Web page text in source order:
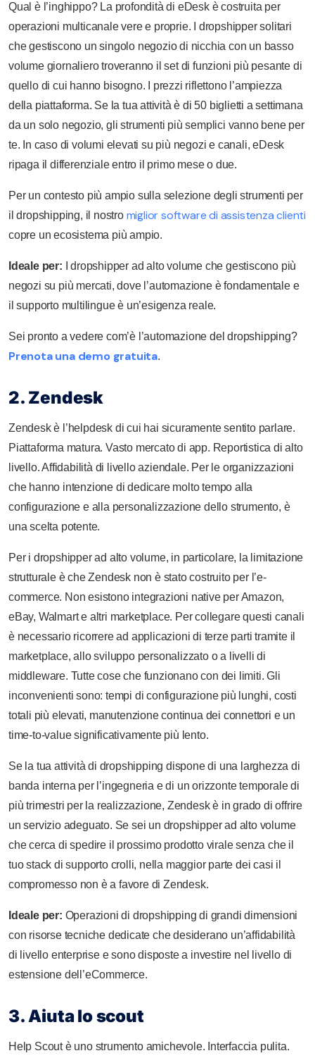
Qual è l’inghippo? La profondità di eDesk è costruita per
operazioni multicanale vere e proprie. I dropshipper solitari
che gestiscono un singolo negozio di nicchia con un basso
volume giornaliero troveranno il set di funzioni più pesante di
quello di cui hanno bisogno. I prezzi riflettono l’ampiezza
della piattaforma. Se la tua attività è di 50 biglietti a settimana
da un solo negozio, gli strumenti più semplici vanno bene per
te. In caso di volumi elevati su più negozi e canali, eDesk
ripaga il differenziale entro il primo mese o due.
Per un contesto più ampio sulla selezione degli strumenti per
il dropshipping, il nostro miglior software di assistenza clienti
copre un ecosistema più ampio.
Ideale per: I dropshipper ad alto volume che gestiscono più
negozi su più mercati, dove l’automazione è fondamentale e
il supporto multilingue è un’esigenza reale.
Sei pronto a vedere com’è l’automazione del dropshipping?
Prenota una demo gratuita.
2. Zendesk
Zendesk è l’helpdesk di cui hai sicuramente sentito parlare.
Piattaforma matura. Vasto mercato di app. Reportistica di alto
livello. Affidabilità di livello aziendale. Per le organizzazioni
che hanno intenzione di dedicare molto tempo alla
configurazione e alla personalizzazione dello strumento, è
una scelta potente.
Per i dropshipper ad alto volume, in particolare, la limitazione
strutturale è che Zendesk non è stato costruito per l’e-
commerce. Non esistono integrazioni native per Amazon,
eBay, Walmart e altri marketplace. Per collegare questi canali
è necessario ricorrere ad applicazioni di terze parti tramite il
marketplace, allo sviluppo personalizzato o a livelli di
middleware. Tutte cose che funzionano con dei limiti. Gli
inconvenienti sono: tempi di configurazione più lunghi, costi
totali più elevati, manutenzione continua dei connettori e un
time-to-value significativamente più lento.
Se la tua attività di dropshipping dispone di una larghezza di
banda interna per l’ingegneria e di un orizzonte temporale di
più trimestri per la realizzazione, Zendesk è in grado di offrire
un servizio adeguato. Se sei un dropshipper ad alto volume
che cerca di spedire il prossimo prodotto virale senza che il
tuo stack di supporto crolli, nella maggior parte dei casi il
compromesso non è a favore di Zendesk.
Ideale per: Operazioni di dropshipping di grandi dimensioni
con risorse tecniche dedicate che desiderano un’affidabilità
di livello enterprise e sono disposte a investire nel livello di
estensione dell’eCommerce.
3. Aiuta lo scout
Help Scout è uno strumento amichevole. Interfaccia pulita.